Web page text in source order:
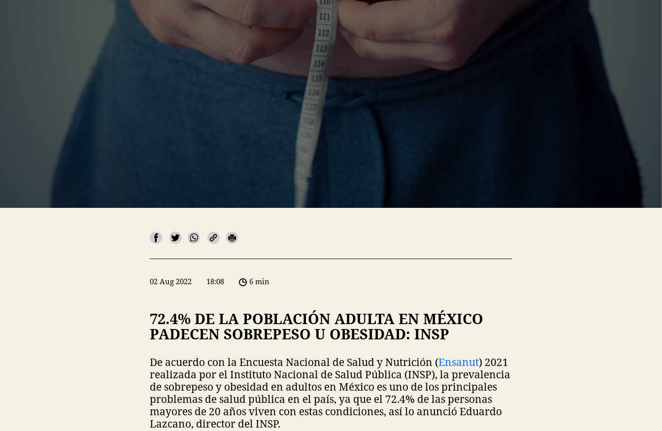
02 Aug 2022 18:08 6 min
72.4% DE LA POBLACIÓN ADULTA EN MÉXICO
PADECEN SOBREPESO U OBESIDAD: INSP
De acuerdo con la Encuesta Nacional de Salud y Nutrición (Ensanut) 2021
realizada por el Instituto Nacional de Salud Pública (INSP), la prevalencia
de sobrepeso y obesidad en adultos en México es uno de los principales
problemas de salud pública en el país, ya que el 72.4% de las personas
mayores de 20 años viven con estas condiciones, así lo anunció Eduardo
Lazcano, director del INSP.